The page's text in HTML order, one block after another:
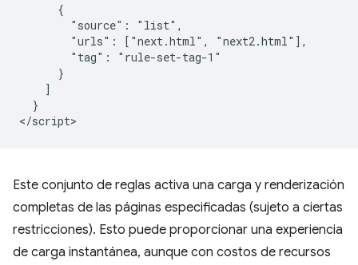
      {
        "source": "list",
        "urls": ["next.html", "next2.html"],
        "tag": "rule-set-tag-1"
      }
    ]
  }
Este conjunto de reglas activa una carga y renderización
completas de las páginas especificadas (sujeto a ciertas
restricciones). Esto puede proporcionar una experiencia
de carga instantánea, aunque con costos de recursos